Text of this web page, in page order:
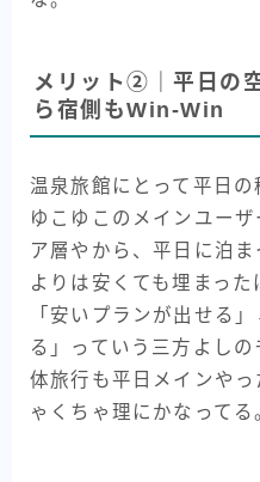
メリット②｜平日の
ら宿側もWin-Win
温泉旅館にとって平日の
ゆこゆこのメインユー
ア層やから、平日に泊
よりは安くても埋まっ
「安いプランが出せる
る」っていう三方よし
体旅行も平日メインや
ゃくちゃ理にかなってる